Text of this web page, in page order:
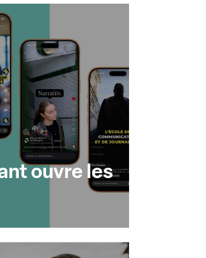
ouvre les